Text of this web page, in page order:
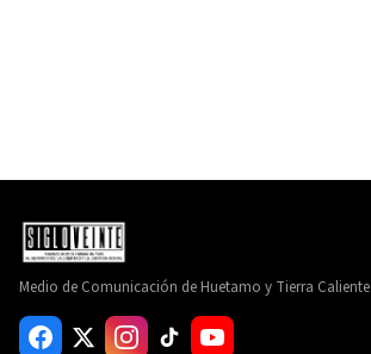
Medio de Comunicación de Huetamo y Tierra Caliente